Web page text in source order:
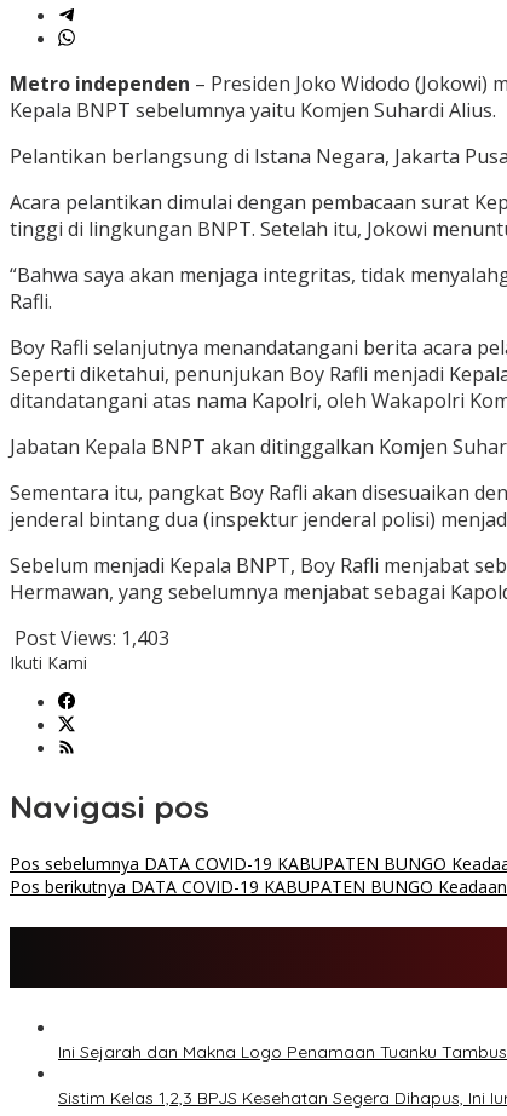
Metro independen – Presiden Joko Widodo (Jokowi)
Kepala BNPT sebelumnya yaitu Komjen Suhardi Alius.
Pelantikan berlangsung di Istana Negara, Jakarta
Acara pelantikan dimulai dengan pembacaan surat
tinggi di lingkungan BNPT. Setelah itu, Jokowi
“Bahwa saya akan menjaga integritas, tidak
Rafli.
Boy Rafli selanjutnya menandatangani berita acara
Seperti diketahui, penunjukan Boy Rafli menjadi
ditandatangani atas nama Kapolri, oleh Wakapolri
Jabatan Kepala BNPT akan ditinggalkan Komjen
Sementara itu, pangkat Boy Rafli akan disesuaikan
jenderal bintang dua (inspektur jenderal polisi)
Sebelum menjadi Kepala BNPT, Boy Rafli menjabat
Hermawan, yang sebelumnya menjabat sebagai
Post Views: 1,403
Ikuti Kami
Navigasi pos
Pos sebelumnya DATA COVID-19 KABUPATEN BUNGO
Pos berikutnya DATA COVID-19 KABUPATEN BUNGO
Ini Sejarah dan Makna Logo Penamaan Tuanku
Sistim Kelas 1,2,3 BPJS Kesehatan Segera Dihapus, Ini